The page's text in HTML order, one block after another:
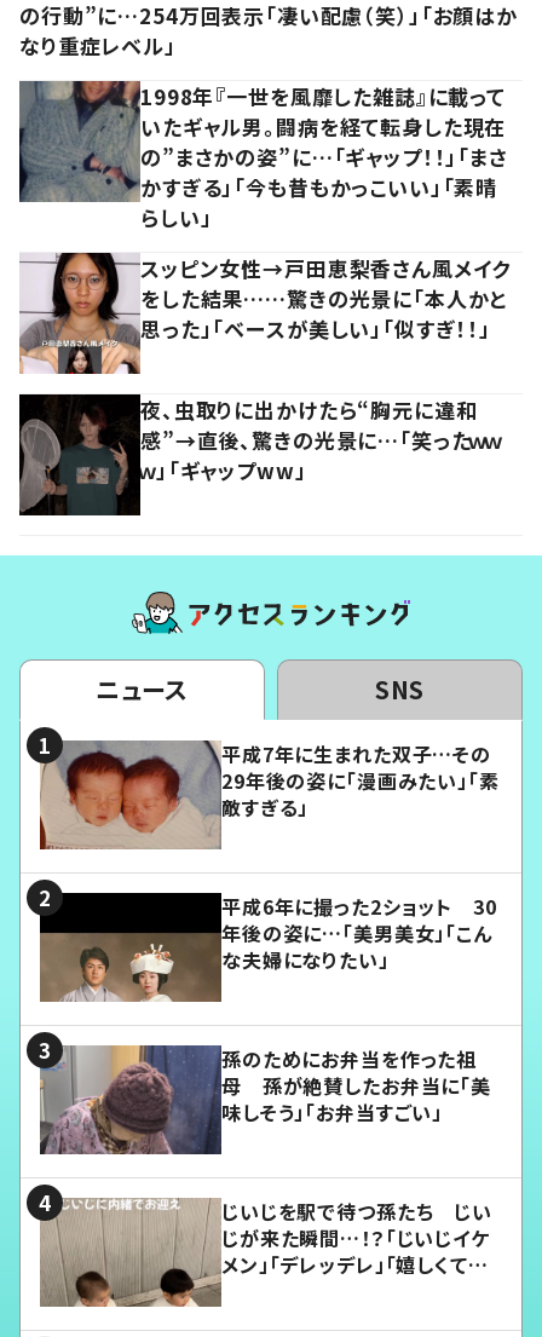
の行動”に…254万回表示「凄い配慮（笑）」「お顔はか
なり重症レベル」
1998年『一世を風靡した雑誌』に載って
いたギャル男。闘病を経て転身した現在
の”まさかの姿”に…「ギャップ！！」「まさ
かすぎる」「今も昔もかっこいい」「素晴
らしい」
スッピン女性→戸田恵梨香さん風メイク
をした結果……驚きの光景に「本人かと
思った」「ベースが美しい」「似すぎ！！」
夜、虫取りに出かけたら“胸元に違和
感”→直後、驚きの光景に…「笑ったｗｗ
ｗ」「ギャップww」
ニュース SNS
平成7年に生まれた双子…その
29年後の姿に「漫画みたい」「素
敵すぎる」
平成6年に撮った2ショット 30
年後の姿に…「美男美女」「こん
な夫婦になりたい」
孫のためにお弁当を作った祖
母 孫が絶賛したお弁当に「美
味しそう」「お弁当すごい」
じいじを駅で待つ孫たち じい
じが来た瞬間…！？「じいじイケ
メン」「デレッデレ」「嬉しくて可